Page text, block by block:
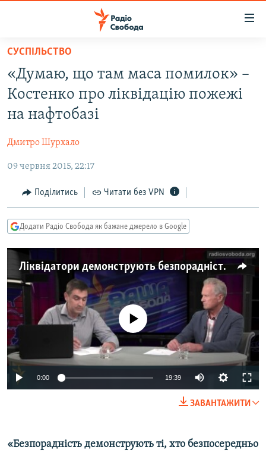
Перейти
основного
матеріалу
до
основної
навігації
Перейти
пошуку
ВСЕ ЗА ДОБУ
ЕКОНОМІКА
СУСПІЛЬСТВО
КУЛЬТУРА
УКРАЇНА
РОСІЙСЬКА «ФІЛЬТРАЦІЯ»
ДОНБАС.РЕАЛІЇ
КРИМ.РЕАЛІЇ
СХЕМИ
КИТАЙ.ВИКЛИКИ
МУЛЬТИМЕДІА
ФОТО
СПЕЦПРОЄКТИ
ПОДКАСТИ
КРИМ РЕАЛІЇ
РУС
СУСПІЛЬСТВО
«Думаю, що там маса помилок» –
Костенко про ліквідацію пожежі
на нафтобазі
Дмитро Шурхало
09 червня 2015, 22:17
Поділитись Читати без VPN
Додати Радіо Свобода як бажане джерело в Google
Ліквідатори демонструють безпорадність – Костенко про пожежу на нафтобазі
No media source currently available
0:00 19:39
ЗАВАНТАЖИТИ
«Безпорадність демонструють ті, хто безпосередньо